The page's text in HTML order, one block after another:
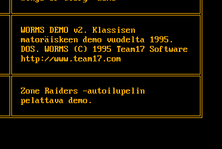
WORMS DEMO v2. Klassisen
matoräiskeen demo vuodelta 1995.
DOS. WORMS (C) 1995 Team17 Software
http://www.team17.com
Zone Raiders -autoilupelin
pelattava demo.